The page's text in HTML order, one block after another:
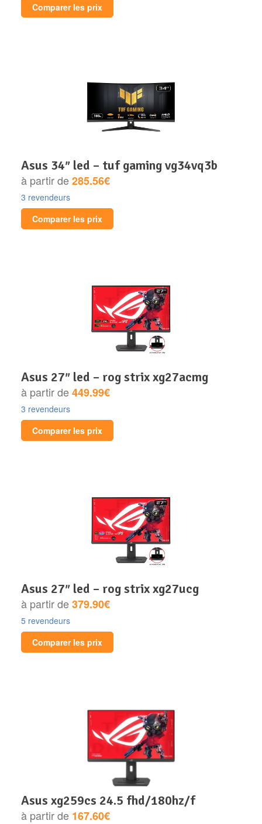
Comparer les prix
asus 34″ led – tuf gaming vg34vq3b
à partir de285.56€
3 revendeurs
Comparer les prix
asus 27″ led – rog strix xg27acmg
à partir de449.99€
3 revendeurs
Comparer les prix
asus 27″ led – rog strix xg27ucg
à partir de379.90€
5 revendeurs
Comparer les prix
asus xg259cs 24.5 fhd/180hz/f
à partir de 167.60€